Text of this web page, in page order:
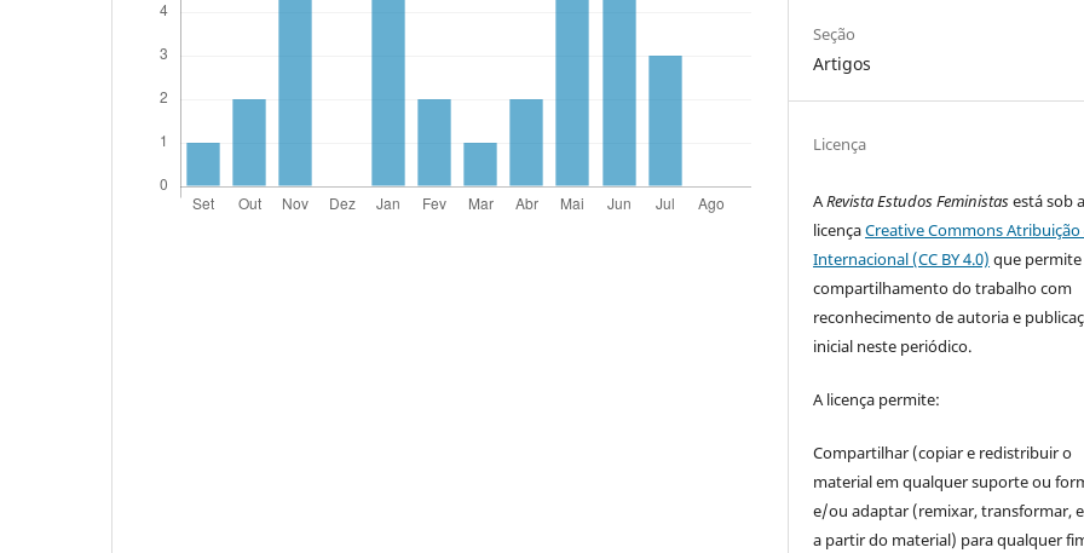
Seção
Artigos
Licença
ARevista Estudos Feministasestá sob a
licençaCreative Commons Atribuição
Internacional (CC BY 4.0) que
compartilhamento do trabalho com
reconhecimento de autoria e
inicial neste periódico.
A licença permite:
Compartilhar (copiar e redistribuir o
material em qualquer suporte ou
e/ou adaptar (remixar, transformar,
a partir do material) para qualquer